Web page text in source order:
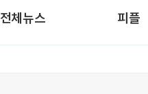
전체뉴스 피플